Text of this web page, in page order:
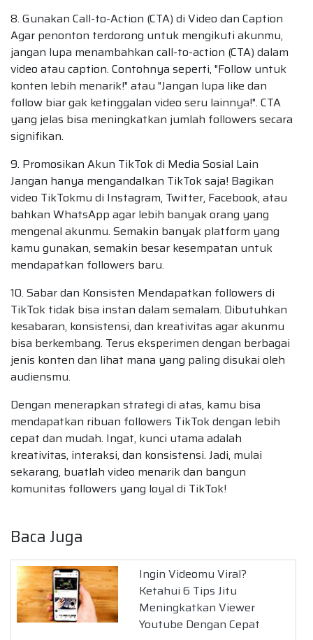
8. Gunakan Call-to-Action (CTA) di Video dan Caption
Agar penonton terdorong untuk mengikuti akunmu,
jangan lupa menambahkan call-to-action (CTA) dalam
video atau caption. Contohnya seperti, "Follow untuk
konten lebih menarik!" atau "Jangan lupa like dan
follow biar gak ketinggalan video seru lainnya!". CTA
yang jelas bisa meningkatkan jumlah followers secara
signifikan.
9. Promosikan Akun TikTok di Media Sosial Lain
Jangan hanya mengandalkan TikTok saja! Bagikan
video TikTokmu di Instagram, Twitter, Facebook, atau
bahkan WhatsApp agar lebih banyak orang yang
mengenal akunmu. Semakin banyak platform yang
kamu gunakan, semakin besar kesempatan untuk
mendapatkan followers baru.
10. Sabar dan Konsisten Mendapatkan followers di
TikTok tidak bisa instan dalam semalam. Dibutuhkan
kesabaran, konsistensi, dan kreativitas agar akunmu
bisa berkembang. Terus eksperimen dengan berbagai
jenis konten dan lihat mana yang paling disukai oleh
audiensmu.
Dengan menerapkan strategi di atas, kamu bisa
mendapatkan ribuan followers TikTok dengan lebih
cepat dan mudah. Ingat, kunci utama adalah
kreativitas, interaksi, dan konsistensi. Jadi, mulai
sekarang, buatlah video menarik dan bangun
komunitas followers yang loyal di TikTok!
Baca Juga
Ingin Videomu Viral?
Ketahui 6 Tips Jitu
Meningkatkan Viewer
Youtube Dengan Cepat